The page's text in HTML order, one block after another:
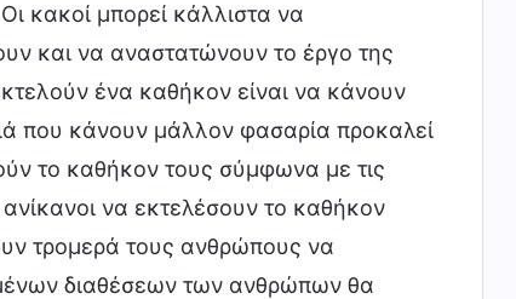
κακοί μπορεί κάλλιστα να
και να αναστατώνουν το έργο της
ένα καθήκον είναι να κάνουν
που κάνουν μάλλον φασαρία προκαλεί
το καθήκον τους σύμφωνα με τις
ανίκανοι να εκτελέσουν το καθήκον
τρομερά τους ανθρώπους να
διαθέσεων των ανθρώπων θα